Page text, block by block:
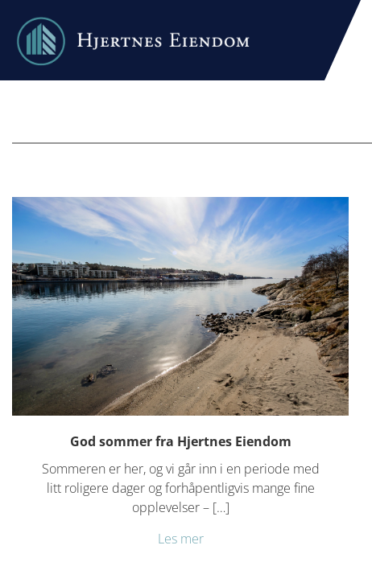
God sommer fra Hjertnes Eiendom
Sommeren er her, og vi går inn i en periode med
litt roligere dager og forhåpentligvis mange fine
opplevelser – […]
Les mer